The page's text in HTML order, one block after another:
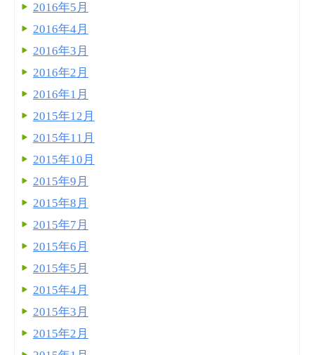
2016年5月
2016年4月
2016年3月
2016年2月
2016年1月
2015年12月
2015年11月
2015年10月
2015年9月
2015年8月
2015年7月
2015年6月
2015年5月
2015年4月
2015年3月
2015年2月